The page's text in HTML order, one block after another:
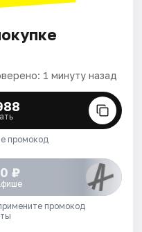
1 минуту назад
промокод
₽
промокод